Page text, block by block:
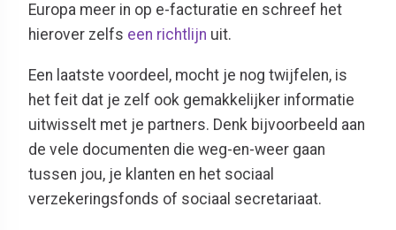
Europa meer in op e-facturatie en schreef het
hierover zelfs een richtlijn uit.
Een laatste voordeel, mocht je nog twijfelen, is
het feit dat je zelf ook gemakkelijker informatie
uitwisselt met je partners. Denk bijvoorbeeld aan
de vele documenten die weg-en-weer gaan
tussen jou, je klanten en het sociaal
verzekeringsfonds of sociaal secretariaat.